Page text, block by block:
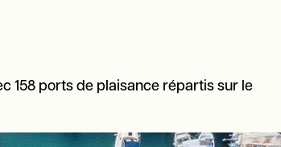
158 ports de plaisance répartis sur le